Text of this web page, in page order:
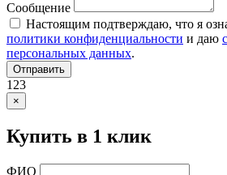
Сообщение
Настоящим подтверждаю, что я
политики конфиденциальности и даю
персональных данных.
Отправить
123
×
Купить в 1 клик
ФИО